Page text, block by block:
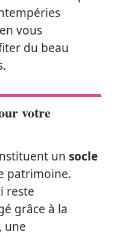
vous
du beau
votre
un socle
patrimoine.
reste
grâce à la
une